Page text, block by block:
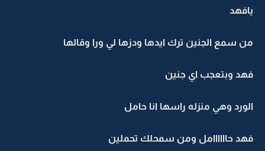
يافهد
من سمع الجنين ترك ايدها ودزها لي ورا وقالها
فهد وبتعجب اي جنين
الورد وهي منزله راسها انا حامل
فهد حاااااامل ومن سمحلك تحملين